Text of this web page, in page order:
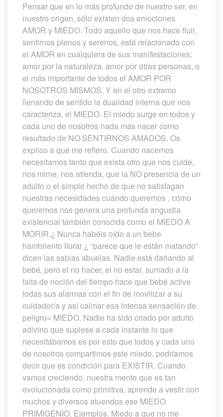
Pensar que en lo más profundo de nuestro ser, en
nuestro origen, sólo existen dos emociones
AMOR y MIEDO. Todo aquello que nos hace fluir,
entirnos plenos y serenos, está relacionado con
el AMOR en cualquiera de sus manifestaciones;
amor por la naturaleza, amor por otras personas, o
el más importante de todos el AMOR POR
NOSOTROS MISMOS. Y en el otro extremo
llenando de sentido la dualidad interna que nos
caracteriza, el MIEDO. El miedo surge en todos y
cada uno de nosotros nada más nacer como
resultado de NO SENTIRNOS AMADOS. Os
explico a qué me refiero. Cuando nacemos
necesitamos tanto que exista otro que nos cuide,
nos mime, nos atienda, que la NO presencia de un
adulto o el simple hecho de que no satisfagan
nuestras necesidades cuándo queremos , cómo
queremos nos genera una profunda angustia
existencial también conocida como el MIEDO A
MORIR.¿ Nunca habéis oído a un bebe
hambriento llorar ¿ “parece que le están matando”
dicen las sabias abuelas. Nadie está dañando al
bebé, pero el no hacer, el no estar, sumado a la
falta de noción del tiempo hace que bebé active
todas sus alarmas con el fin de movilizar a su
cuidador/a y así calmar esa intensa sensación de
peligro= MIEDO. Nadie ha sido criado por adulto
adivino que supiese a cada instante lo que
necesitábamos es por esto que todos y cada uno
de nosotros compartimos este miedo, podríamos
decir que es condición para EXISTIR. Cuando
vamos creciendo, nuestra mente que es tan
evolucionada como primitiva, aprende a vestir con
muchos y diversos atuendos ese MIEDO
PRIMIGENIO. Ejemplos. Miedo a que no me